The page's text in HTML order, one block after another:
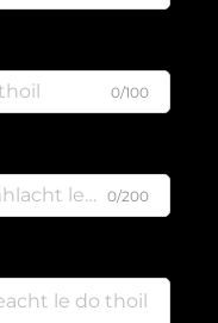
0/100
0/200